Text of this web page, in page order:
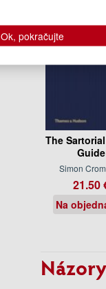
The
Guide
Simon
21.50
Na
Ok, pokračujte